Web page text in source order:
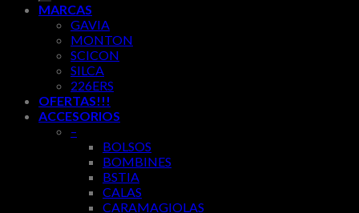
MARCAS
GAVIA
MONTON
SCICON
SILCA
226ERS
OFERTAS!!!
ACCESORIOS
–
BOLSOS
BOMBINES
BSTIA
CALAS
CARAMAGIOLAS